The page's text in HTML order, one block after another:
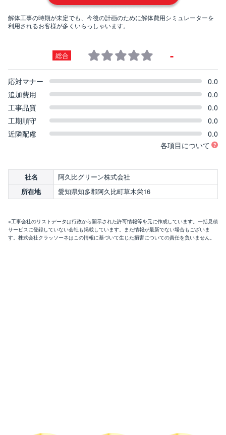
解体工事の時期が未定でも、今後の計画のために解体費用シミュレーターを
利用されるお客様が多くいらっしゃいます。
総合 -
応対マナー
0.0
追加費用
0.0
工事品質
0.0
工期順守
0.0
近隣配慮
0.0
各項目について
社名 阿久比グリーン株式会社
所在地 愛知県知多郡阿久比町草木栄16
※工事会社のリストデータは行政から開示された許可情報等を元に作成しています。一括見積
サービスに登録していない会社も掲載しています。また情報が最新でない場合もございま
す。株式会社クラッソーネはこの情報に基づいて生じた損害についての責任を負いません。